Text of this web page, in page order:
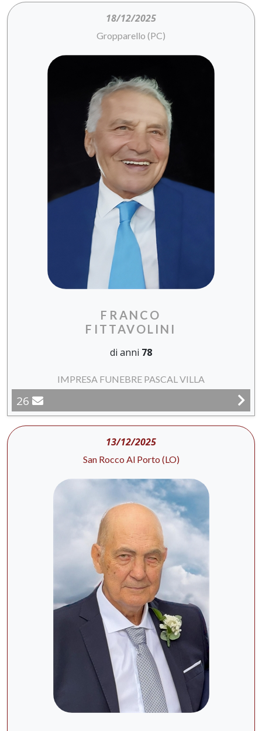
18/12/2025
Gropparello (PC)
FRANCO
FITTAVOLINI
di anni 78
IMPRESA FUNEBRE PASCAL VILLA
26
13/12/2025
San Rocco Al Porto (LO)